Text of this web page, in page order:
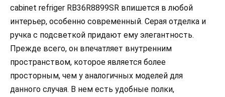
cabinet refriger RB36R8899SR впишется в любой
интерьер, особенно современный. Серая отделка и
ручка с подсветкой придают ему элегантность.
Прежде всего, он впечатляет внутренним
пространством, которое является более
просторным, чем у аналогичных моделей для
данного случая. В нем есть удобные полки,